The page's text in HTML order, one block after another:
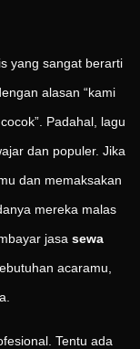
yang sangat berarti
alasan “kami
Padahal, lagu
dan populer. Jika
dan memaksakan
mereka malas
jasa sewa
acaramu,
Tentu ada